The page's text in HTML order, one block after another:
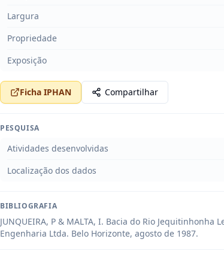
Largura
Propriedade
Exposição
Ficha IPHAN Compartilhar
PESQUISA
Atividades desenvolvidas
Localização dos dados
BIBLIOGRAFIA
JUNQUEIRA, P & MALTA, I. Bacia do Rio Jequitinhonha
Engenharia Ltda. Belo Horizonte, agosto de 1987.